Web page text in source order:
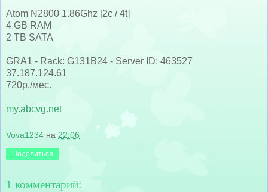
Atom N2800 1.86Ghz [2c / 4t]
4 GB RAM
2 TB SATA
GRA1 - Rack: G131B24 - Server ID: 463527
37.187.124.61
720р./мес.
my.abcvg.net
Vova1234 на 22:06
Поделиться
1 комментарий: